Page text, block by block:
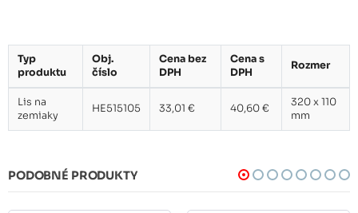
Typ
produktu
Obj.
číslo
Cena bez
DPH
Cena s
DPH
Rozmer
Lis na
zemiaky
HE515105 33,01 € 40,60 €
320 x 110
mm
PODOBNÉ PRODUKTY